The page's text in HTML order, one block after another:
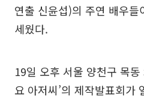
연출 신윤섭)의 주연 배우
세웠다.
19일 오후 서울 양천구 목동
요 아저씨’의 제작발표회가